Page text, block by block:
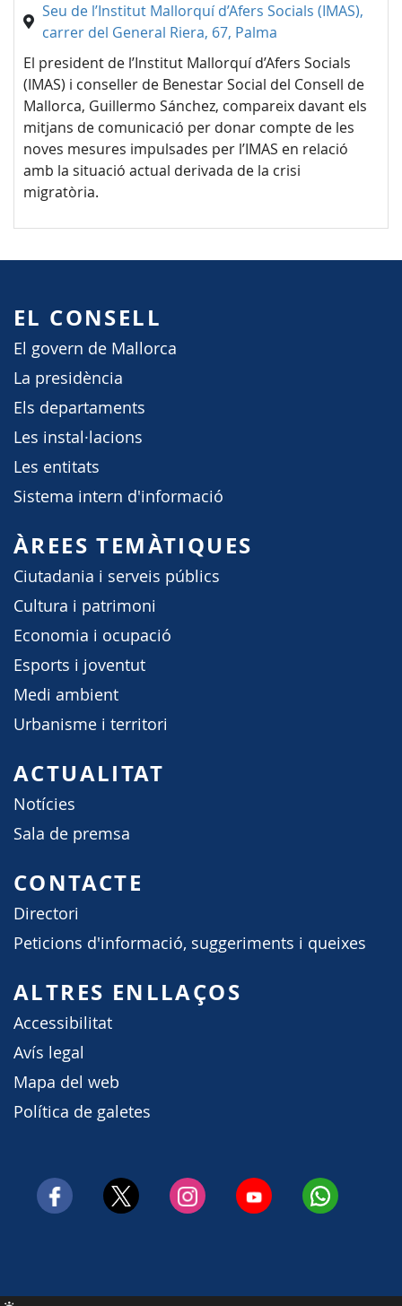
Seu de l’Institut Mallorquí d’Afers Socials (IMAS),
carrer del General Riera, 67, Palma
El president de l’Institut Mallorquí d’Afers Socials
(IMAS) i conseller de Benestar Social del Consell de
Mallorca, Guillermo Sánchez, compareix davant els
mitjans de comunicació per donar compte de les
noves mesures impulsades per l’IMAS en relació
amb la situació actual derivada de la crisi
migratòria.
EL CONSELL
El govern de Mallorca
La presidència
Els departaments
Les instal·lacions
Les entitats
Sistema intern d'informació
ÀREES TEMÀTIQUES
Ciutadania i serveis públics
Cultura i patrimoni
Economia i ocupació
Esports i joventut
Medi ambient
Urbanisme i territori
ACTUALITAT
Notícies
Sala de premsa
CONTACTE
Directori
Peticions d'informació, suggeriments i queixes
ALTRES ENLLAÇOS
Accessibilitat
Avís legal
Mapa del web
Política de galetes